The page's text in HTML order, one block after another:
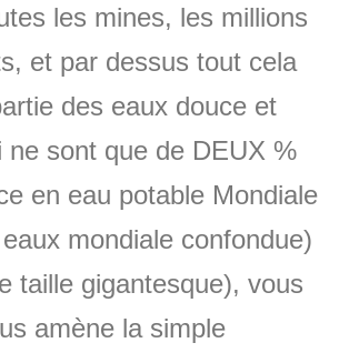
les mines, les millions
et par dessus tout cela
des eaux douce et
ne sont que de DEUX %
en eau potable Mondiale
mondiale confondue)
taille gigantesque), vous
amène la simple